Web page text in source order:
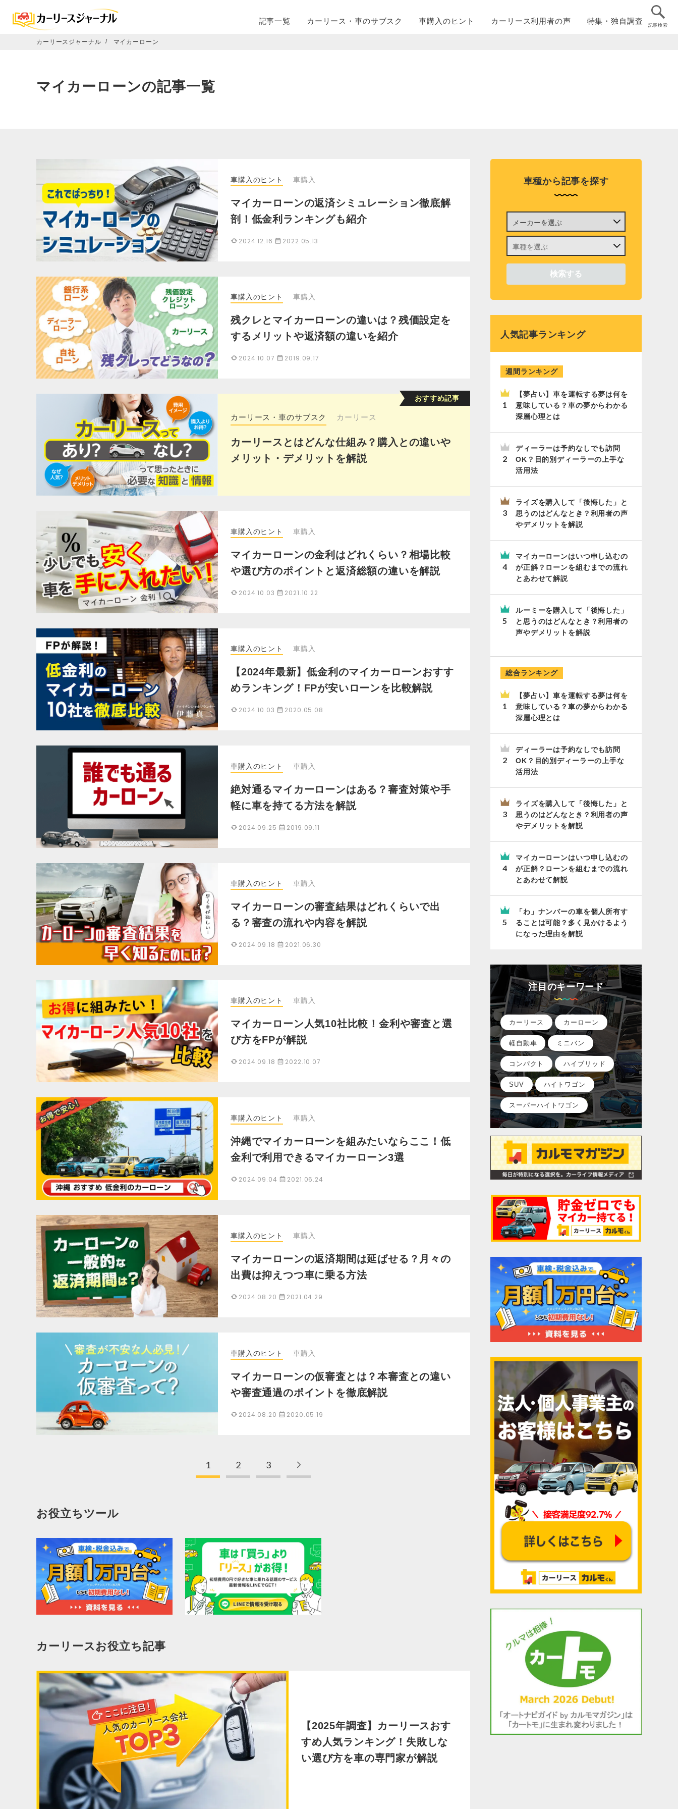
記事一覧 カーリース・車のサブスク 車購入の ヒント カーリース利用者の声 特集・独自調査 記事検索
カーリースジャーナル マイカーローン
マイカーローンの記事一覧
車購入のヒント 車購入
マイカーローンの返済シミュレーション徹底解
剖！低金利ランキングも紹介
2024.12.16 2022.05.13
車購入のヒント 車購入
残クレとマイカーローンの違いは？残価設定を
するメリットや返済額の違いを紹介
2024.10.07 2019.09.17
カーリース・車のサブスク カーリース
カーリースとはどんな仕組み？購入との違いや
メリット・デメリットを解説
車購入のヒント 車購入
マイカーローンの金利はどれくらい？相場比較
や選び方のポイントと返済総額の違いを解説
2024.10.03 2021.10.22
車購入のヒント 車購入
【2024年最新】低金利のマイカーローンおすす
めランキング！FPが安いローンを比較解説
2024.10.03 2020.05.08
車購入のヒント 車購入
絶対通るマイカーローンはある？審査対策や手
軽に車を持てる方法を解説
2024.09.25 2019.09.11
車購入のヒント 車購入
マイカーローンの審査結果はどれくらいで出
る？審査の流れや内容を解説
2024.09.18 2021.06.30
車購入のヒント 車購入
マイカーローン人気10社比較！金利や審査と選
び方をFPが解説
2024.09.18 2022.10.07
車購入のヒント 車購入
沖縄でマイカーローンを組みたいならここ！低
金利で利用できるマイカーローン3選
2024.09.04 2021.06.24
車購入のヒント 車購入
マイカーローンの返済期間は延ばせる？月々の
出費は抑えつつ車に乗る方法
2024.08.20 2021.04.29
車購入のヒント 車購入
マイカーローンの仮審査とは？本審査との違い
や審査通過のポイントを徹底解説
2024.08.20 2020.05.19
1 2 3
お役立ちツール
カーリースお役立ち記事
【2025年調査】カーリースおす
すめ人気ランキング！失敗しな
い選び方を車の専門家が解説
車種から記事を探す
人気記事ランキング
週間ランキング
【夢占い】車を運転する夢は何を
意味している？車の夢からわかる
深層心理とは
ディーラーは予約なしでも訪問
OK？目的別ディーラーの上手な
活用法
ライズを購入して「後悔した」と
思うのはどんなとき？利用者の声
やデメリットを解説
マイカーローンはいつ申し込むの
が正解？ローンを組むまでの流れ
とあわせて解説
ルーミーを購入して「後悔した」
と思うのはどんなとき？利用者の
声やデメリットを解説
総合ランキング
【夢占い】車を運転する夢は何を
意味している？車の夢からわかる
深層心理とは
ディーラーは予約なしでも訪問
OK？目的別ディーラーの上手な
活用法
ライズを購入して「後悔した」と
思うのはどんなとき？利用者の声
やデメリットを解説
マイカーローンはいつ申し込むの
が正解？ローンを組むまでの流れ
とあわせて解説
「わ」ナンバーの車を個人所有す
ることは可能？多く見かけるよう
になった理由を解説
注目のキーワード
カーリース カーローン
軽自動車 ミニバン
コンパクト ハイブリッド
SUV ハイトワゴン
スーパーハイトワゴン